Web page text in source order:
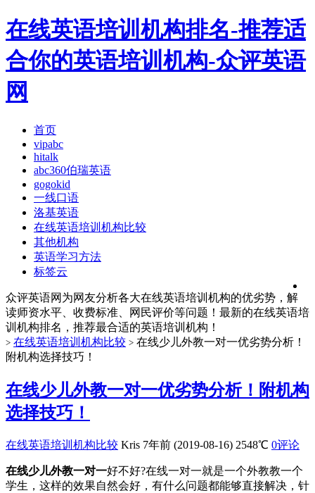
在线英语培训机构排名-推荐适
合你的英语培训机构-众评英语
网
首页
vipabc
hitalk
abc360伯瑞英语
gogokid
一线口语
洛基英语
在线英语培训机构比较
其他机构
英语学习方法
标签云
众评英语网为网友分析各大在线英语培训机构的优劣势，解
读师资水平、收费标准、网民评价等问题！最新的在线英语培
训机构排名，推荐最合适的英语培训机构！
> 在线英语培训机构比较 > 在线少儿外教一对一优劣势分析！
附机构选择技巧！
在线少儿外教一对一优劣势分析！附机构
选择技巧！
在线英语培训机构比较 Kris 7年前 (2019-08-16) 2548℃ 0评论
在线少儿外教一对一好不好?在线一对一就是一个外教教一个
学生，这样的效果自然会好，有什么问题都能够直接解决，针